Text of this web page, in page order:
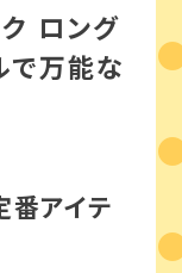
ロング
で万能な
番アイテ